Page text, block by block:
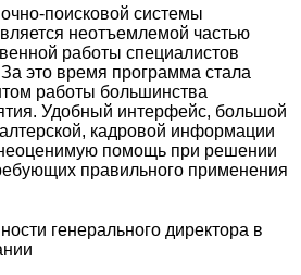
поисковой системы
неотъемлемой частью
работы специалистов
это время программа стала
работы большинства
Удобный интерфейс, большой
кадровой информации
помощь при решении
правильного применения
генерального директора в